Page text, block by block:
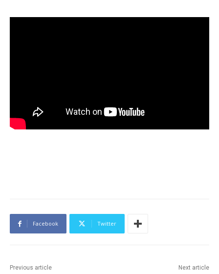
Facebook Twitter
Previous article Next article